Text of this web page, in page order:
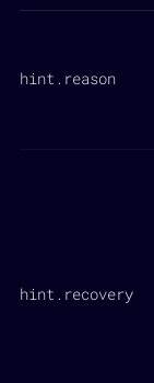
hint.reason
hint.recovery